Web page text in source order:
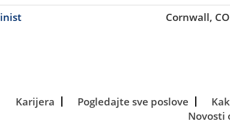
Cornwall,
Karijera Pogledajte sve poslove
Novosti